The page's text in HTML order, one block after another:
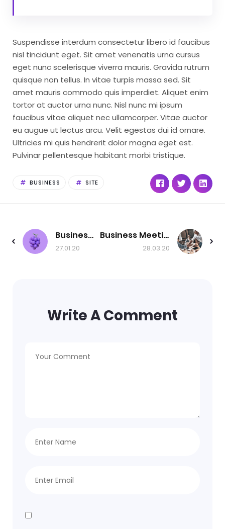
Suspendisse interdum consectetur libero id faucibus
nisl tincidunt eget. Sit amet venenatis urna cursus
eget nunc scelerisque viverra mauris. Gravida rutrum
quisque non tellus. In vitae turpis massa sed. Sit
amet mauris commodo quis imperdiet. Aliquet enim
tortor at auctor urna nunc. Nisl nunc mi ipsum
faucibus vitae aliquet nec ullamcorper. Vitae auctor
eu augue ut lectus arcu. Velit egestas dui id ornare.
Ultricies mi quis hendrerit dolor magna eget est.
Pulvinar pellentesque habitant morbi tristique.
BUSINESS SITE
Business Startup
27.01.20
Business Meeting
28.03.20
Write A Comment